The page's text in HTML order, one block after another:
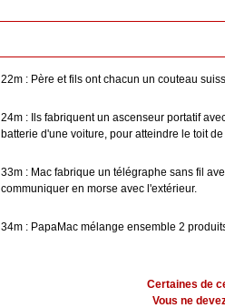
22m : Père et fils ont chacun un couteau
24m : Ils fabriquent un ascenseur portatif
batterie d'une voiture, pour atteindre le toit
33m : Mac fabrique un télégraphe sans fil
communiquer en morse avec l'extérieur.
34m : PapaMac mélange ensemble 2
Certaines de
Vous ne